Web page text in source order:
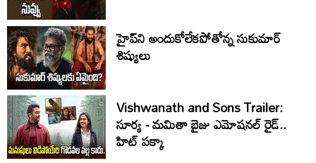
హైప్‌ని అందుకోలేకపోతోన్న సుకుమార్
శిష్యులు
Vishwanath and Sons Trailer:
సూర్య - మమితా బైజు ఎమోషనల్ రైడ్..
హిట్ పక్కా